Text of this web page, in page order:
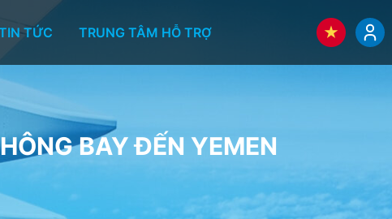
TỨC TRUNG TÂM HỖ TRỢ
BAY ĐẾN YEMEN